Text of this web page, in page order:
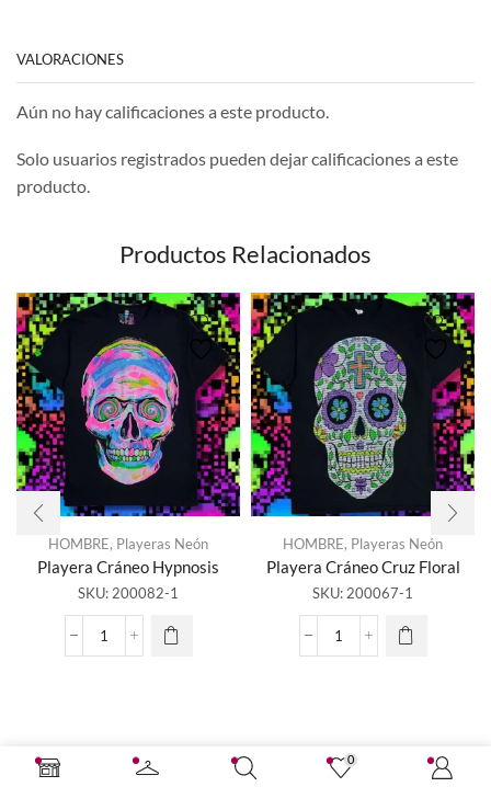
VALORACIONES
Aún no hay calificaciones a este producto.
Solo usuarios registrados pueden dejar calificaciones a este
producto.
Productos Relacionados
HOMBRE, Playeras Neón
Playera Cráneo Hypnosis
SKU: 200082-1
Playera
HOMBRE, Playeras Neón
Playera Cráneo Cruz Floral
SKU: 200067-1
Playera
0